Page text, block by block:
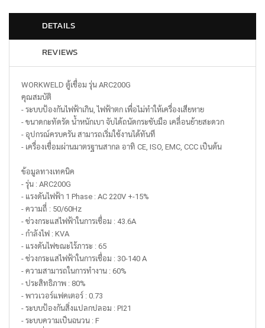
DETAILS
REVIEWS
WORKWELD ตู้เชื่อม รุ่น ARC200G
คุณสมบัติ
- ระบบป้องกันไฟฟ้าเกิน, ไฟฟ้าตก เพื่อไม่ทำให้เครื่องเสียหาย
- ขนาดกะทัดรัด น้ำหนักเบา จับได้ถนัดกระชับมือ เคลื่อนย้ายสะดวก
- อุปกรณ์ครบครัน สามารถเริ่มใช้งานได้ทันที
- เครื่องเชื่อมผ่านมาตรฐานสากล อาทิ CE, ISO, EMC, CCC เป็นต้น
ข้อมูลทางเทคนิค
- รุ่น : ARC200G
- แรงดันไฟฟ้า 1 Phase : AC 220V +-15%
- ความถี่ : 50/60Hz
- ช่วงกระแสไฟฟ้าในการเชื่อม : 43.6A
- กำลังไฟ : KVA
- แรงดันไฟขณะไร้ภาระ : 65
- ช่วงกระแสไฟฟ้าในการเชื่อม : 30-140 A
- ความสามารถในการทำงาน : 60%
- ประสิทธิภาพ : 80%
- พาวเวอร์แฟคเตอร์ : 0.73
- ระบบป้องกันสิ่งแปลกปลอม : PI21
- ระบบความเป็นฉนวน : F